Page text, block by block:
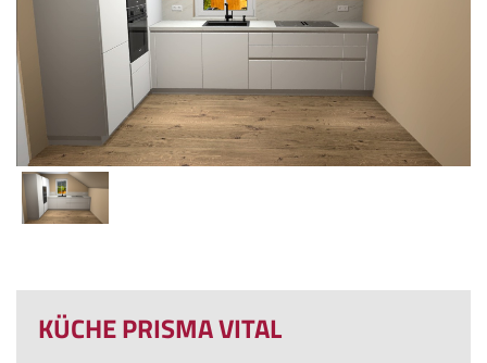
KÜCHE PRISMA VITAL